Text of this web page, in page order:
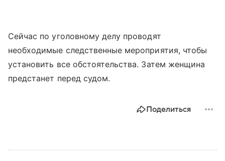
Сейчас по уголовному делу проводят
необходимые следственные мероприятия, чтобы
установить все обстоятельства. Затем женщина
предстанет перед судом.
Поделиться